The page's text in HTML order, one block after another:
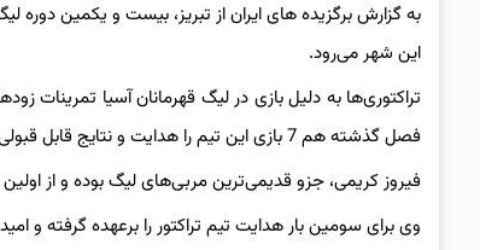
به گزارش برگزیده های ایران از تبریز، بیست و یکمین دوره
این شهر می‌رود.
تراکتوری‌ها به دلیل بازی در لیگ قهرمانان آسیا تمرینات
فصل گذشته هم 7 بازی این تیم را هدایت و نتایج قابل قبولی را هم کسب کرده بود.
فیروز کریمی، جزو قدیمی‌ترینمربی‌های لیگ بوده و از اولین دوره لیگ آزادگان در سال
وی برای سومین بار هدایت تیم تراکتور را برعهده گرفته و